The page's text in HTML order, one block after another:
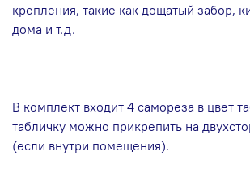
крепления, такие как дощатый забор,
дома и т.д.
В комплект входит 4 самореза в цвет
табличку можно прикрепить на
(если внутри помещения).